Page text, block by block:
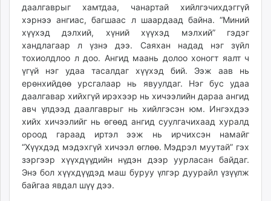
даалгаврыг хамтдаа, чанартай хийлгэчихдэггүй
хэрнээ ангиас, багшаас л шаардаад байна. “Миний
хүүхэд дэлхий, хүний хүүхэд мэлхий” гэдэг
хандлагаар л үзнэ дээ. Саяхан надад нэг зүйл
тохиолдлоо л доо. Ангид маань долоо хоногт яалт ч
үгүй нэг удаа тасалдаг хүүхэд бий. Ээж аав нь
ерөнхийдөө урсгалаар нь явуулдаг. Нэг бус удаа
даалгавар хийхгүй ирэхээр нь хичээлийн дараа ангид
авч үлдээд даалгаврыг нь хийлгэсэн юм. Ингэхдээ
хийх хичээлийг нь өгөөд ангид суулгачихаад хуралд
ороод гараад иртэл ээж нь ирчихсэн намайг
“Хүүхдэд мэдэхгүй хичээл өглөө. Мэдрэл муутай” гэх
зэргээр хүүхдүүдийн нүдэн дээр уурласан байдаг.
Энэ бол хүүхдүүдэд маш буруу үлгэр дуурайл үзүүлж
байгаа явдал шүү дээ.